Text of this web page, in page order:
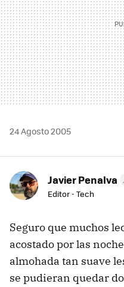
24 Agosto 2005
Javier Penalva
Editor - Tech
Seguro que muchos
acostado por las
almohada tan suave
se pudieran quedar